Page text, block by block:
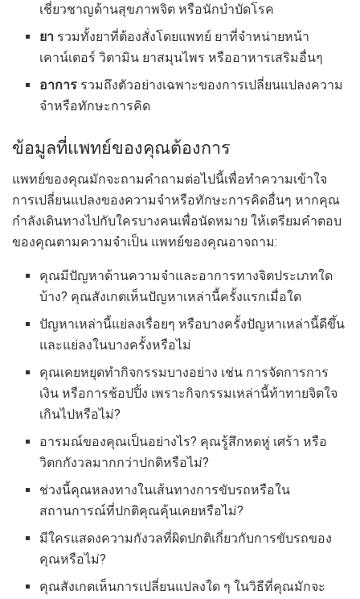
เชี่ยวชาญด้านสุขภาพจิต หรือนักบำบัดโรค
ยา รวมทั้งยาที่ต้องสั่งโดยแพทย์ ยาที่จำหน่ายหน้า
เคาน์เตอร์ วิตามิน ยาสมุนไพร หรืออาหารเสริมอื่นๆ
อาการ รวมถึงตัวอย่างเฉพาะของการเปลี่ยนแปลงความ
จำหรือทักษะการคิด
ข้อมูลที่แพทย์ของคุณต้องการ
แพทย์ของคุณมักจะถามคำถามต่อไปนี้เพื่อทำความเข้าใจ
การเปลี่ยนแปลงของความจำหรือทักษะการคิดอื่นๆ หากคุณ
กำลังเดินทางไปกับใครบางคนเพื่อนัดหมาย ให้เตรียมคำตอบ
ของคุณตามความจำเป็น แพทย์ของคุณอาจถาม:
คุณมีปัญหาด้านความจำและอาการทางจิตประเภทใด
บ้าง? คุณสังเกตเห็นปัญหาเหล่านี้ครั้งแรกเมื่อใด
ปัญหาเหล่านี้แย่ลงเรื่อยๆ หรือบางครั้งปัญหาเหล่านี้ดีขึ้น
และแย่ลงในบางครั้งหรือไม่
คุณเคยหยุดทำกิจกรรมบางอย่าง เช่น การจัดการการ
เงิน หรือการช้อปปิ้ง เพราะกิจกรรมเหล่านี้ท้าทายจิตใจ
เกินไปหรือไม่?
อารมณ์ของคุณเป็นอย่างไร? คุณรู้สึกหดหู่ เศร้า หรือ
วิตกกังวลมากกว่าปกติหรือไม่?
ช่วงนี้คุณหลงทางในเส้นทางการขับรถหรือใน
สถานการณ์ที่ปกติคุณคุ้นเคยหรือไม่?
มีใครแสดงความกังวลที่ผิดปกติเกี่ยวกับการขับรถของ
คุณหรือไม่?
คุณสังเกตเห็นการเปลี่ยนแปลงใด ๆ ในวิธีที่คุณมักจะ